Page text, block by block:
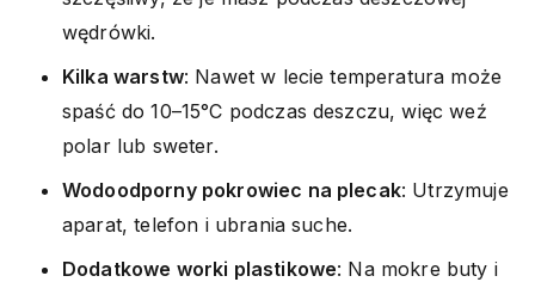
wędrówki.
Kilka warstw: Nawet w lecie temperatura może
spaść do 10–15°C podczas deszczu, więc weź
polar lub sweter.
Wodoodporny pokrowiec na plecak: Utrzymuje
aparat, telefon i ubrania suche.
Dodatkowe worki plastikowe: Na mokre buty i